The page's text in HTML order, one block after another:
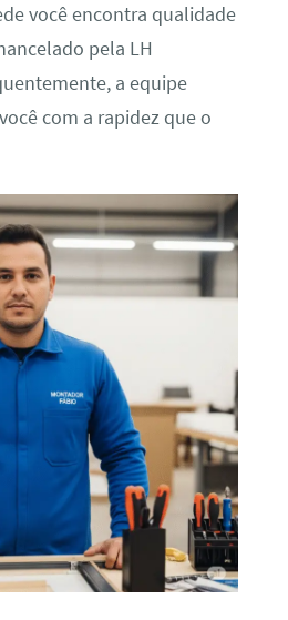
você encontra qualidade
pela LH
a equipe
com a rapidez que o